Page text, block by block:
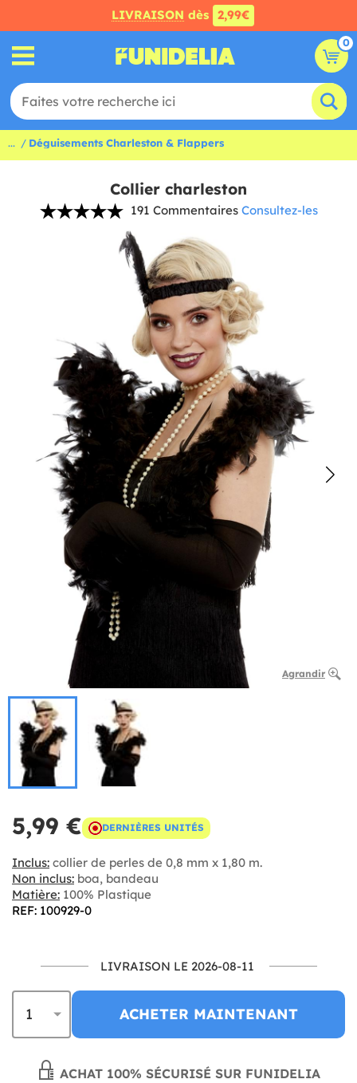
LIVRAISON dès 2,99€
0
... Déguisements Charleston & Flappers
Collier charleston
191 Commentaires Consultez-les
Agrandir
5,99 € DERNIÈRES UNITÉS
Inclus: collier de perles de 0,8 mm x 1,80 m.
Non inclus: boa, bandeau
Matière: 100% Plastique
REF: 100929-0
LIVRAISON LE 2026-08-11
ACHETER MAINTENANT
ACHAT 100% SÉCURISÉ SUR FUNIDELIA